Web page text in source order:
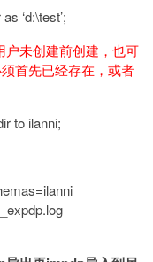
‘d:\test’;
户未创建前创建，也可
首先已经存在，或者
to ilanni;